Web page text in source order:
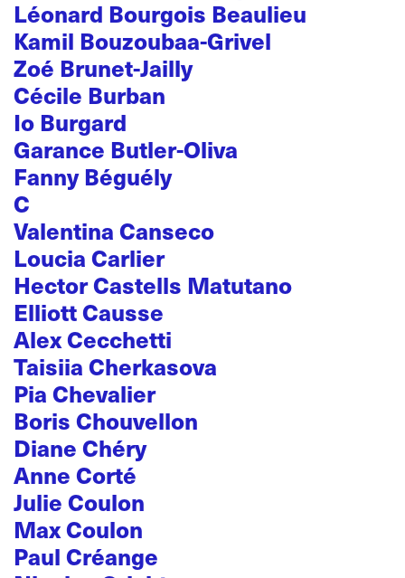
Léonard Bourgois Beaulieu
Kamil Bouzoubaa-Grivel
Zoé Brunet-Jailly
Cécile Burban
Io Burgard
Garance Butler-Oliva
Fanny Béguély
C
Valentina Canseco
Loucia Carlier
Hector Castells Matutano
Elliott Causse
Alex Cecchetti
Taisiia Cherkasova
Pia Chevalier
Boris Chouvellon
Diane Chéry
Anne Corté
Julie Coulon
Max Coulon
Paul Créange